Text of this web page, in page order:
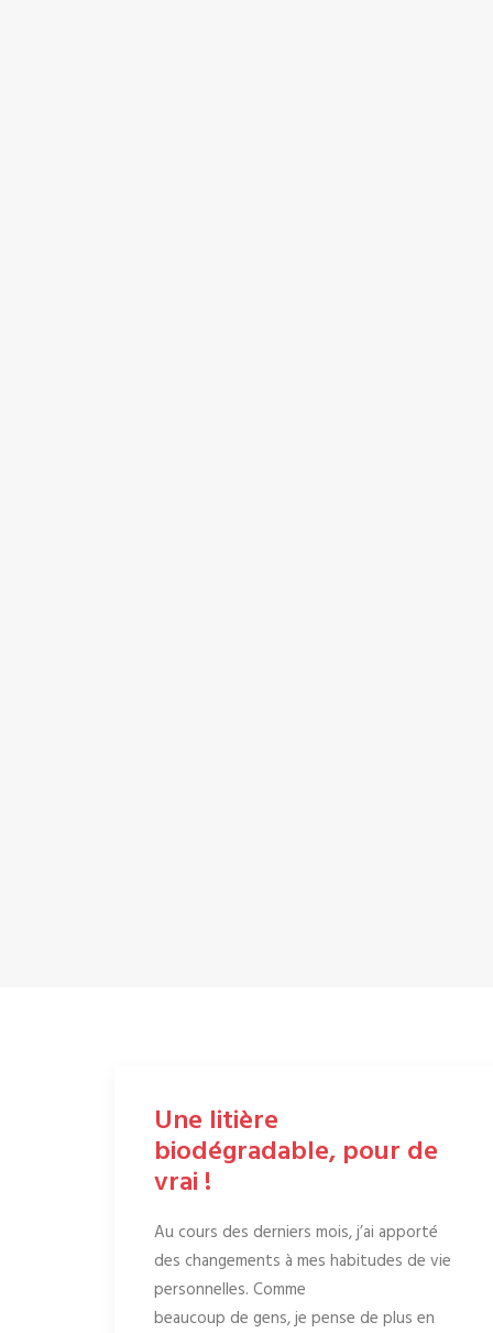
Une litière
biodégradable, pour de
vrai !
Au cours des derniers mois, j’ai apporté
des changements à mes habitudes de vie
personnelles. Comme
beaucoup de gens, je pense de plus en